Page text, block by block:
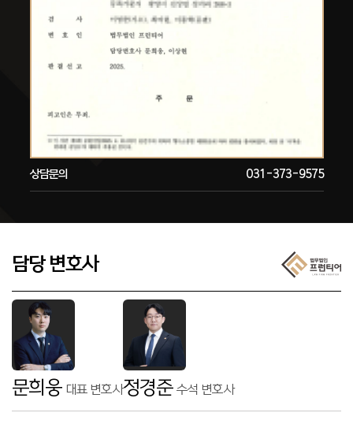
상담문의 031-373-9575
담당 변호사
문희웅 대표 변호사정경준 수석 변호사